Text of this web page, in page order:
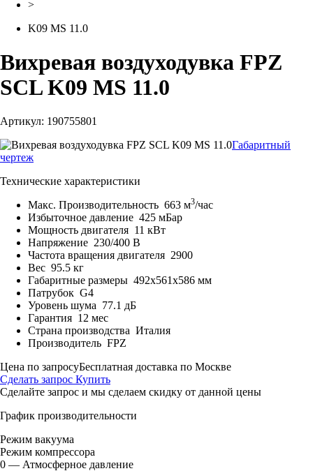
>
K09 MS 11.0
Вихревая воздуходувка FPZ
SCL K09 MS 11.0
Артикул: 190755801
Габаритный
чертеж
Технические характеристики
Макс. Производительность 663 м3/час
Избыточное давление 425 мБар
Мощность двигателя 11 кВт
Напряжение 230/400 В
Частота вращения двигателя 2900
Вес 95.5 кг
Габаритные размеры 492x561x586 мм
Патрубок G4
Уровень шума 77.1 дБ
Гарантия 12 мес
Страна производства Италия
Производитель FPZ
Цена по запросуБесплатная доставка по Москве
Сделать запрос Купить
Сделайте запрос и мы сделаем скидку от данной цены
График производительности
Режим вакуума
Режим компрессора
0 — Атмосферное давление